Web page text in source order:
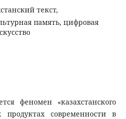
текст,
память, цифровая
феномен «казахстанского
продуктах современности в